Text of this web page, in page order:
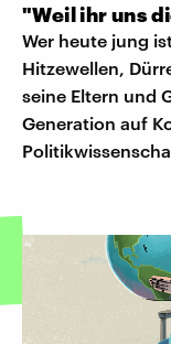
"Weil ihr uns
Wer heute jung
Hitzewellen,
seine Eltern und
Generation auf